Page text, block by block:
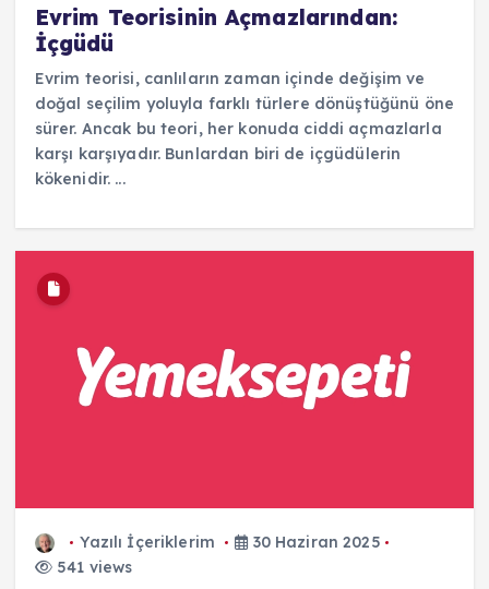
Evrim Teorisinin Açmazlarından:
İçgüdü
Evrim teorisi, canlıların zaman içinde değişim ve
doğal seçilim yoluyla farklı türlere dönüştüğünü öne
sürer. Ancak bu teori, her konuda ciddi açmazlarla
karşı karşıyadır. Bunlardan biri de içgüdülerin
kökenidir. ...
Yazılı İçeriklerim
30 Haziran 2025
541 views